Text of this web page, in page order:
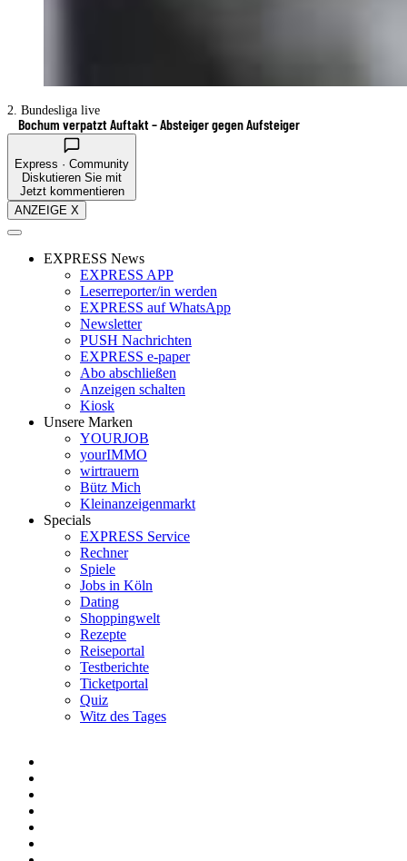
2. Bundesliga live
Bochum verpatzt Auftakt – Absteiger gegen Aufsteiger
Express · Community
Diskutieren Sie mit
Jetzt kommentieren
ANZEIGE X
EXPRESS News
EXPRESS APP
Leserreporter/in werden
EXPRESS auf WhatsApp
Newsletter
PUSH Nachrichten
EXPRESS e-paper
Abo abschließen
Anzeigen schalten
Kiosk
Unsere Marken
YOURJOB
yourIMMO
wirtrauern
Bütz Mich
Kleinanzeigenmarkt
Specials
EXPRESS Service
Rechner
Spiele
Jobs in Köln
Dating
Shoppingwelt
Rezepte
Reiseportal
Testberichte
Ticketportal
Quiz
Witz des Tages